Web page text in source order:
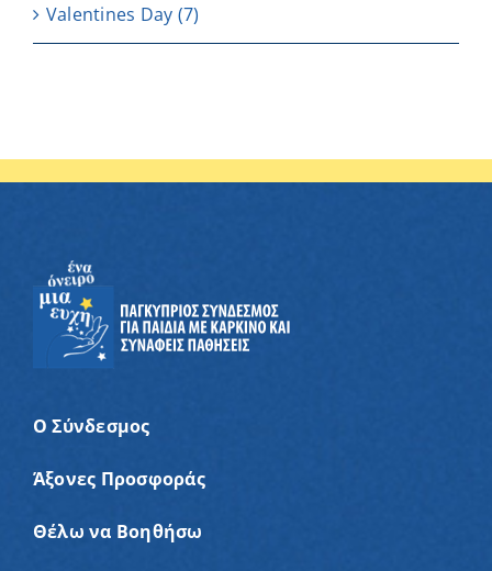
Valentines Day (7)
Ο Σύνδεσμος
Άξονες Προσφοράς
Θέλω να Βοηθήσω